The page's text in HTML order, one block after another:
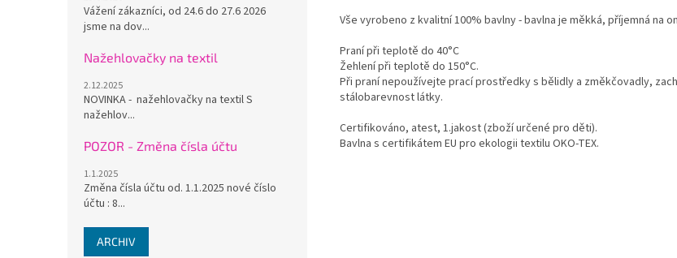
Vážení zákazníci, od 24.6 do 27.6 2026
jsme na dov...
Nažehlovačky na textil
2.12.2025
NOVINKA - nažehlovačky na textil S
nažehlov...
POZOR - Změna čísla účtu
1.1.2025
Změna čísla účtu od. 1.1.2025 nové číslo
účtu : 8...
ARCHIV
Vše vyrobeno z kvalitní 100% bavlny - bavlna je měkká, příjemná na
Praní při teplotě do 40°C
Žehlení při teplotě do 150°C.
Při praní nepoužívejte prací prostředky s bělidly a změkčovadly,
stálobarevnost látky.
Certifikováno, atest, 1.jakost (zboží určené pro děti).
Bavlna s certifikátem EU pro ekologii textilu OKO-TEX.